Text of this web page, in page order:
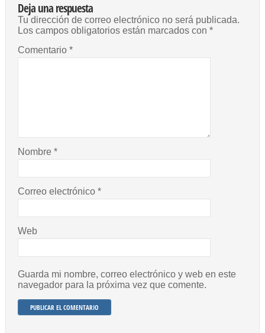
Deja una respuesta
Tu dirección de correo electrónico no será publicada.
Los campos obligatorios están marcados con *
Comentario *
Nombre *
Correo electrónico *
Web
Guarda mi nombre, correo electrónico y web en este
navegador para la próxima vez que comente.